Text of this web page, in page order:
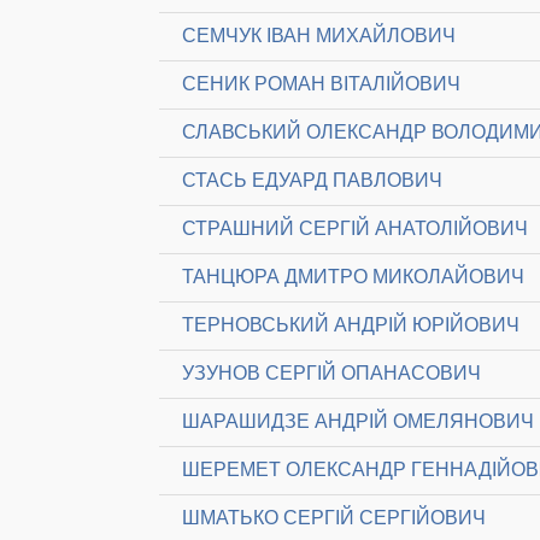
СЕМЧУК ІВАН МИХАЙЛОВИЧ
СЕНИК РОМАН ВІТАЛІЙОВИЧ
СЛАВСЬКИЙ ОЛЕКСАНДР
СТАСЬ ЕДУАРД ПАВЛОВИЧ
СТРАШНИЙ СЕРГІЙ АНАТОЛІЙОВИЧ
ТАНЦЮРА ДМИТРО МИКОЛАЙОВИЧ
ТЕРНОВСЬКИЙ АНДРІЙ ЮРІЙОВИЧ
УЗУНОВ СЕРГІЙ ОПАНАСОВИЧ
ШАРАШИДЗЕ АНДРІЙ ОМЕЛЯНОВИЧ
ШЕРЕМЕТ ОЛЕКСАНДР
ШМАТЬКО СЕРГІЙ СЕРГІЙОВИЧ